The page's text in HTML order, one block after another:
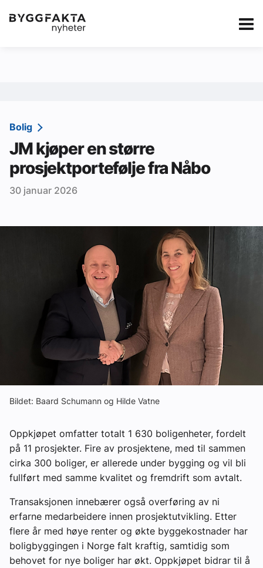
Kategorier Jobbmarkedet Annonsere i
Redaksjonen
Om Byggfakta
Annonsere
Abonnere
Aktivitetskalender
Bransjekommentar
Aktuelle prosjekter
Bolig
JM kjøper en større
prosjektportefølje fra Nåbo
30 januar 2026
Bildet: Baard Schumann og Hilde Vatne
Oppkjøpet omfatter totalt 1 630 boligenheter, fordelt
på 11 prosjekter. Fire av prosjektene, med til sammen
cirka 300 boliger, er allerede under bygging og vil bli
fullført med samme kvalitet og fremdrift som avtalt.
Transaksjonen innebærer også overføring av ni
erfarne medarbeidere innen prosjektutvikling. Etter
flere år med høye renter og økte byggekostnader har
boligbyggingen i Norge falt kraftig, samtidig som
behovet for nye boliger har økt. Oppkjøpet bidrar til å